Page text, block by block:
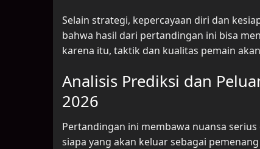
Selain strategi, kepercayaan diri dan
bahwa hasil dari pertandingan ini bisa
karena itu, taktik dan kualitas pemain
Analisis Prediksi dan
2026
Pertandingan ini membawa nuansa
siapa yang akan keluar sebagai